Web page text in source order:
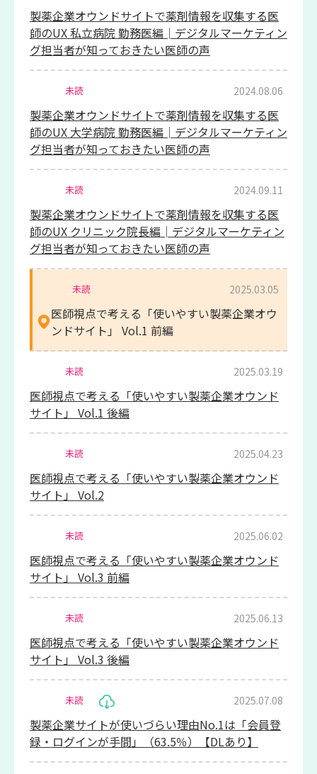
製薬企業オウンドサイトで薬剤情報を収集する医
師のUX 私立病院 勤務医編│デジタルマーケティン
グ担当者が知っておきたい医師の声
未読
製薬企業オウンドサイトで薬剤情報を収集する医
師のUX 大学病院 勤務医編│デジタルマーケティン
グ担当者が知っておきたい医師の声
2024.08.06
未読
製薬企業オウンドサイトで薬剤情報を収集する医
師のUX クリニック院長編│デジタルマーケティン
グ担当者が知っておきたい医師の声
2024.09.11
未読
医師視点で考える「使いやすい製薬企業オウ
ンドサイト」 Vol.1 前編
2025.03.05
未読
医師視点で考える「使いやすい製薬企業オウンド
サイト」 Vol.1 後編
2025.03.19
未読
医師視点で考える「使いやすい製薬企業オウンド
サイト」 Vol.2
2025.04.23
未読
医師視点で考える「使いやすい製薬企業オウンド
サイト」 Vol.3 前編
2025.06.02
未読
医師視点で考える「使いやすい製薬企業オウンド
サイト」 Vol.3 後編
2025.06.13
未読
製薬企業サイトが使いづらい理由No.1は「会員登
録・ログインが手間」（63.5％）【DLあり】
2025.07.08